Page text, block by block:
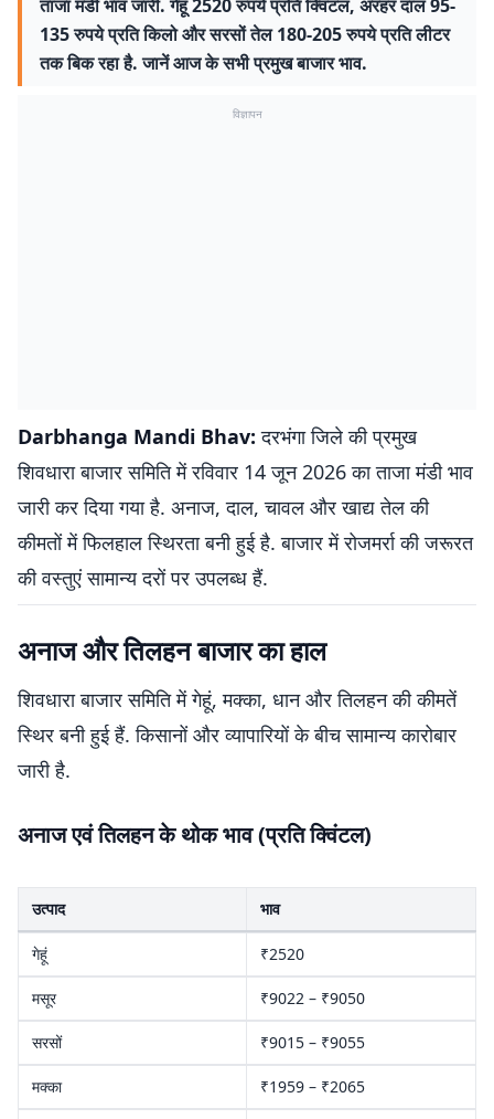
ताजा मंडी भाव जारी. गेहूं 2520 रुपये प्रति क्विंटल, अरहर दाल 95-
135 रुपये प्रति किलो और सरसों तेल 180-205 रुपये प्रति लीटर
तक बिक रहा है. जानें आज के सभी प्रमुख बाजार भाव.
विज्ञापन
Darbhanga Mandi Bhav: दरभंगा जिले की प्रमुख
शिवधारा बाजार समिति में रविवार 14 जून 2026 का ताजा मंडी भाव
जारी कर दिया गया है. अनाज, दाल, चावल और खाद्य तेल की
कीमतों में फिलहाल स्थिरता बनी हुई है. बाजार में रोजमर्रा की जरूरत
की वस्तुएं सामान्य दरों पर उपलब्ध हैं.
अनाज और तिलहन बाजार का हाल
शिवधारा बाजार समिति में गेहूं, मक्का, धान और तिलहन की कीमतें
स्थिर बनी हुई हैं. किसानों और व्यापारियों के बीच सामान्य कारोबार
जारी है.
अनाज एवं तिलहन के थोक भाव (प्रति क्विंटल)
उत्पाद भाव
गेहूं ₹2520
मसूर ₹9022 – ₹9050
सरसों ₹9015 – ₹9055
मक्का ₹1959 – ₹2065